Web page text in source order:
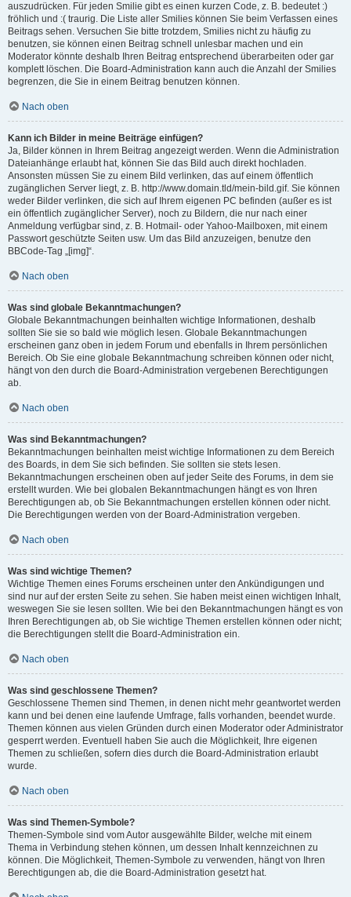
auszudrücken. Für jeden Smilie gibt es einen kurzen Code, z. B. bedeutet :)
fröhlich und :( traurig. Die Liste aller Smilies können Sie beim Verfassen eines
Beitrags sehen. Versuchen Sie bitte trotzdem, Smilies nicht zu häufig zu
benutzen, sie können einen Beitrag schnell unlesbar machen und ein
Moderator könnte deshalb Ihren Beitrag entsprechend überarbeiten oder gar
komplett löschen. Die Board-Administration kann auch die Anzahl der Smilies
begrenzen, die Sie in einem Beitrag benutzen können.
Nach oben
Kann ich Bilder in meine Beiträge einfügen?
Ja, Bilder können in Ihrem Beitrag angezeigt werden. Wenn die Administration
Dateianhänge erlaubt hat, können Sie das Bild auch direkt hochladen.
Ansonsten müssen Sie zu einem Bild verlinken, das auf einem öffentlich
zugänglichen Server liegt, z. B. http://www.domain.tld/mein-bild.gif. Sie können
weder Bilder verlinken, die sich auf Ihrem eigenen PC befinden (außer es ist
ein öffentlich zugänglicher Server), noch zu Bildern, die nur nach einer
Anmeldung verfügbar sind, z. B. Hotmail- oder Yahoo-Mailboxen, mit einem
Passwort geschützte Seiten usw. Um das Bild anzuzeigen, benutze den
BBCode-Tag „[img]“.
Nach oben
Was sind globale Bekanntmachungen?
Globale Bekanntmachungen beinhalten wichtige Informationen, deshalb
sollten Sie sie so bald wie möglich lesen. Globale Bekanntmachungen
erscheinen ganz oben in jedem Forum und ebenfalls in Ihrem persönlichen
Bereich. Ob Sie eine globale Bekanntmachung schreiben können oder nicht,
hängt von den durch die Board-Administration vergebenen Berechtigungen
ab.
Nach oben
Was sind Bekanntmachungen?
Bekanntmachungen beinhalten meist wichtige Informationen zu dem Bereich
des Boards, in dem Sie sich befinden. Sie sollten sie stets lesen.
Bekanntmachungen erscheinen oben auf jeder Seite des Forums, in dem sie
erstellt wurden. Wie bei globalen Bekanntmachungen hängt es von Ihren
Berechtigungen ab, ob Sie Bekanntmachungen erstellen können oder nicht.
Die Berechtigungen werden von der Board-Administration vergeben.
Nach oben
Was sind wichtige Themen?
Wichtige Themen eines Forums erscheinen unter den Ankündigungen und
sind nur auf der ersten Seite zu sehen. Sie haben meist einen wichtigen Inhalt,
weswegen Sie sie lesen sollten. Wie bei den Bekanntmachungen hängt es von
Ihren Berechtigungen ab, ob Sie wichtige Themen erstellen können oder nicht;
die Berechtigungen stellt die Board-Administration ein.
Nach oben
Was sind geschlossene Themen?
Geschlossene Themen sind Themen, in denen nicht mehr geantwortet werden
kann und bei denen eine laufende Umfrage, falls vorhanden, beendet wurde.
Themen können aus vielen Gründen durch einen Moderator oder Administrator
gesperrt werden. Eventuell haben Sie auch die Möglichkeit, Ihre eigenen
Themen zu schließen, sofern dies durch die Board-Administration erlaubt
wurde.
Nach oben
Was sind Themen-Symbole?
Themen-Symbole sind vom Autor ausgewählte Bilder, welche mit einem
Thema in Verbindung stehen können, um dessen Inhalt kennzeichnen zu
können. Die Möglichkeit, Themen-Symbole zu verwenden, hängt von Ihren
Berechtigungen ab, die die Board-Administration gesetzt hat.